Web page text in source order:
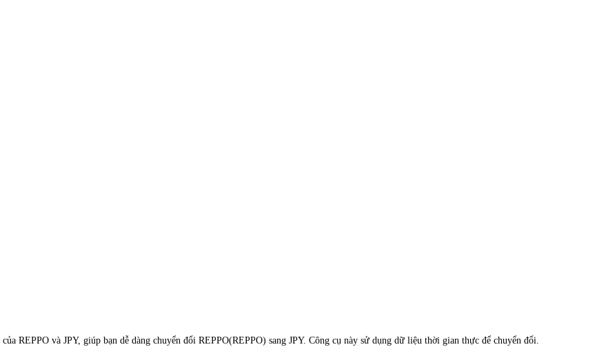
REPPO và JPY, giúp bạn dễ dàng chuyển đổi REPPO(REPPO) sang JPY. Công cụ này sử dụng dữ liệu thời gian thực để chuyển đổi.